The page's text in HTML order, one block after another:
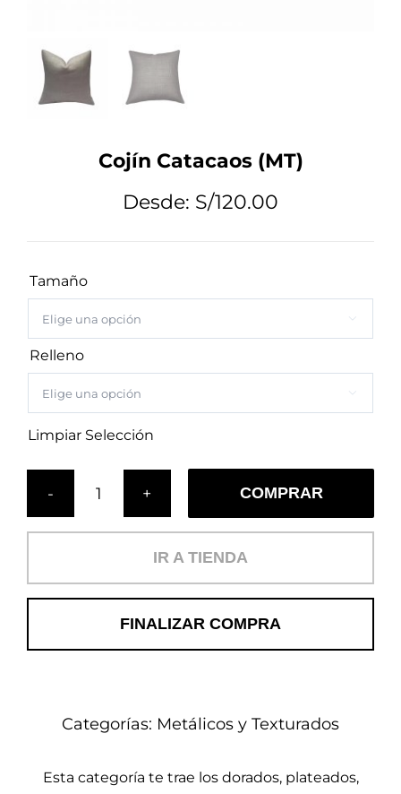
Mi Cuenta
Carrito
Cojín Catacaos (MT)
Desde: S/120.00
Tamaño

Relleno

Limpiar Selección
Cojín
COMPRAR
IR A TIENDA
FINALIZAR COMPRA
Categorías: Metálicos y Texturados
Esta categoría te trae los dorados, plateados,